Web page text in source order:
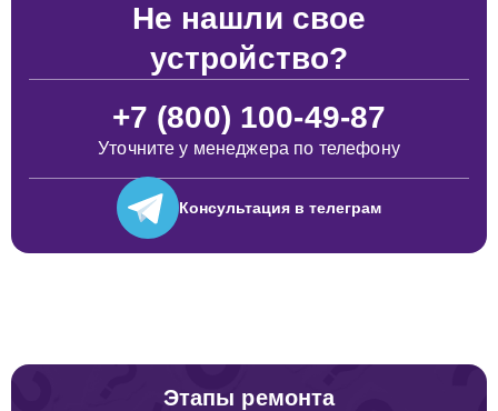
Не нашли свое
устройство?
+7 (800) 100-49-87
Уточните у менеджера по телефону
Консультация в телеграм
Этапы ремонта